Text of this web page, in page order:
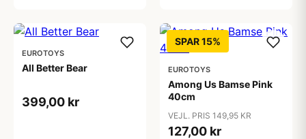
EUROTOYS
All Better Bear
399,00 kr
SPAR 15%
EUROTOYS
Among Us Bamse Pink
40cm
VEJL. PRIS 149,95 KR
127,00 kr